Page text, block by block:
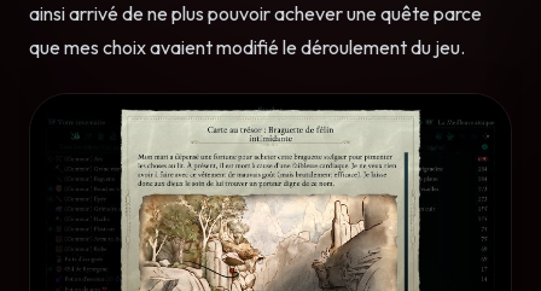
ainsi arrivé de ne plus pouvoir achever une quête parce
que mes choix avaient modifié le déroulement du jeu.